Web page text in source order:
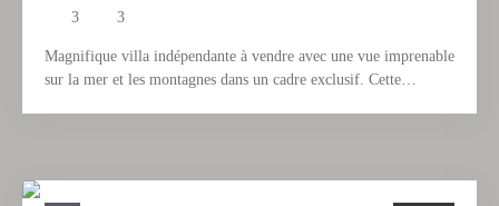
3
3
Magnifique villa indépendante à vendre avec une vue imprenable
sur la mer et les montagnes dans un cadre exclusif. Cette